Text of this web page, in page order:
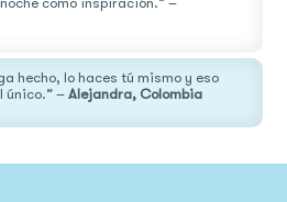
hecho, lo haces tú mismo y eso
único.” –Alejandra, Colombia